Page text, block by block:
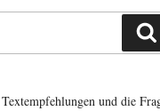
und die